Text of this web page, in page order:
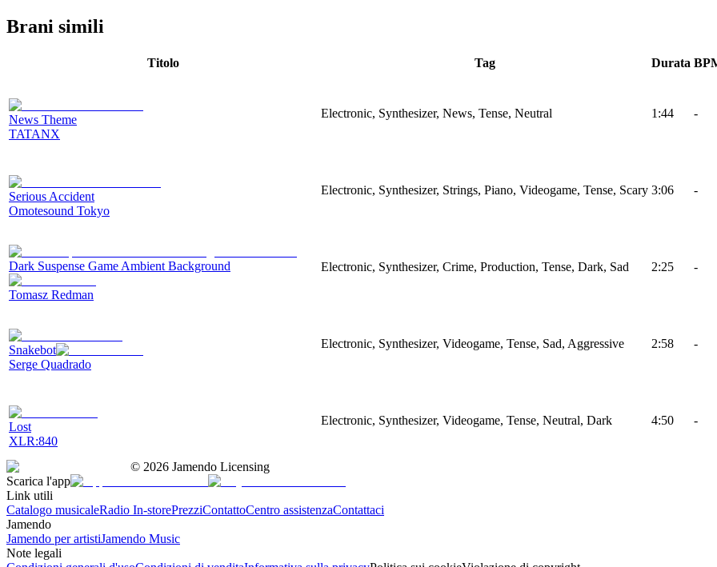
Brani simili
Titolo Tag Durata
News Theme
TATANX
Electronic, Synthesizer, News, Tense, Neutral 1:44 -
Serious Accident
Omotesound Tokyo
Electronic, Synthesizer, Strings, Piano, Videogame, Tense, Scary 3:06 -
Dark Suspense Game Ambient Background
Tomasz Redman
Electronic, Synthesizer, Crime, Production, Tense, Dark, Sad 2:25 -
Snakebot
Serge Quadrado
Electronic, Synthesizer, Videogame, Tense, Sad, Aggressive 2:58 -
Lost
XLR:840
Electronic, Synthesizer, Videogame, Tense, Neutral, Dark 4:50 -
© 2026 Jamendo Licensing
Scarica l'app
Link utili
Catalogo musicaleRadio In-storePrezziContattoCentro assistenzaContattaci
Jamendo
Jamendo per artistiJamendo Music
Note legali